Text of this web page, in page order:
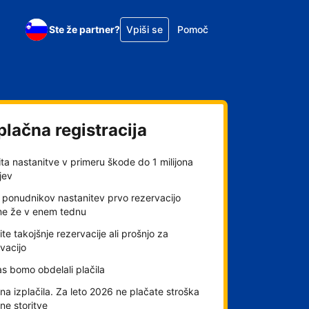
Ste že partner? Vpiši se Pomoč
registracija
nastanitve v primeru škode do 1 milijona
ponudnikov nastanitev prvo rezervacijo
že v enem tednu
takojšnje rezervacije ali prošnjo za
bomo obdelali plačila
izplačila. Za leto 2026 ne plačate stroška
storitve